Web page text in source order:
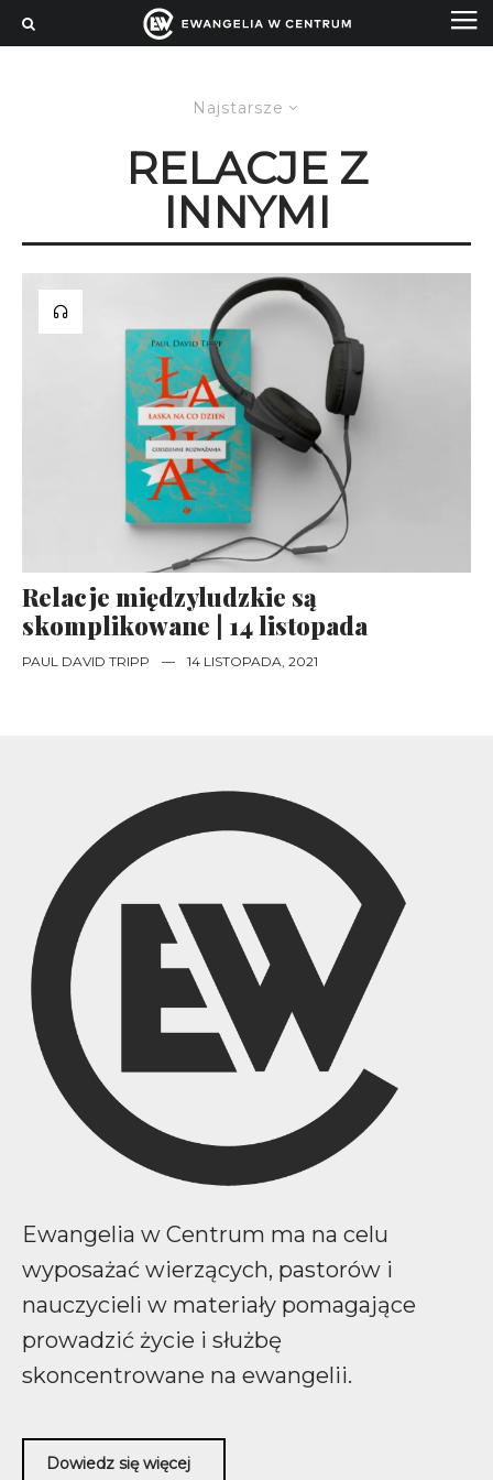
Najstarsze
RELACJE Z
INNYMI
Relacje międzyludzkie są
skomplikowane | 14 listopada
PAUL DAVID TRIPP — 14 LISTOPADA, 2021
Ewangelia w Centrum ma na celu
wyposażać wierzących, pastorów i
nauczycieli w materiały pomagające
prowadzić życie i służbę
skoncentrowane na ewangelii.
Dowiedz się więcej